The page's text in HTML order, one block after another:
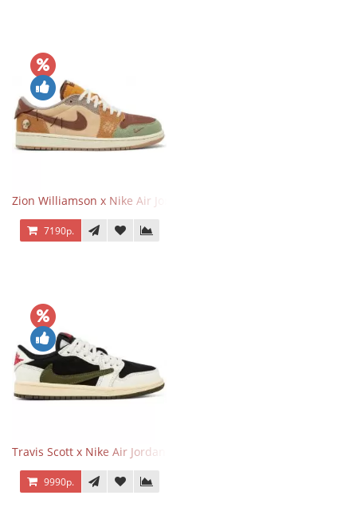
Zion Williamson x Nike Air Jordan 1 Retro Low OG Voodoo
7190р.
Travis Scott x Nike Air Jordan 1 Retro Low OG SP Olive
9990р.